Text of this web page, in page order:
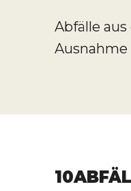
Abfälle
Ausnahme
10